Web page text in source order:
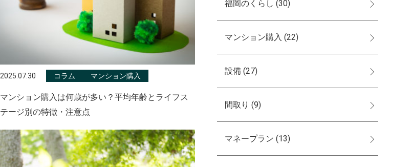
2025.07.30 コラム マンション購入
マンション購入は何歳が多い？平均年齢とライフス
テージ別の特徴・注意点
福岡のくらし (30)
マンション購入 (22)
設備 (27)
間取り (9)
マネープラン (13)